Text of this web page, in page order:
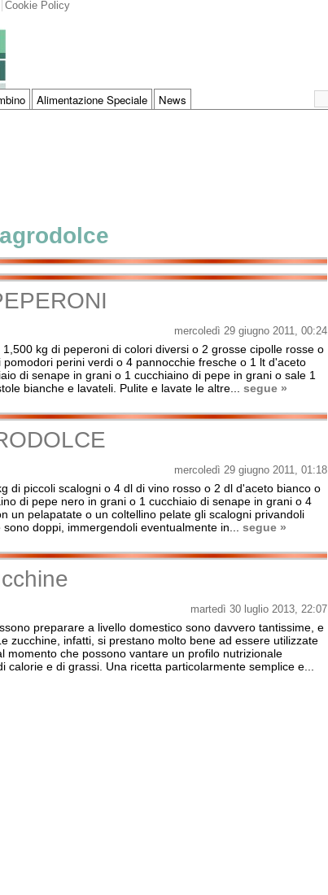
Cookie Policy
Alimentazione Speciale News
agrodolce
mercoledì 29 giugno 2011, 00:24
kg di peperoni di colori diversi o 2 grosse cipolle rosse o
perini verdi o 4 pannocchie fresche o 1 lt d'aceto
di senape in grani o 1 cucchiaino di pepe in grani o sale 1
bianche e lavateli. Pulite e lavate le altre... segue »
mercoledì 29 giugno 2011, 01:18
di piccoli scalogni o 4 dl di vino rosso o 2 dl d'aceto bianco o
di pepe nero in grani o 1 cucchiaio di senape in grani o 4
un pelapatate o un coltellino pelate gli scalogni privandoli
doppi, immergendoli eventualmente in... segue »
martedì 30 luglio 2013, 22:07
preparare a livello domestico sono davvero tantissime, e
zucchine, infatti, si prestano molto bene ad essere utilizzate
momento che possono vantare un profilo nutrizionale
e di grassi. Una ricetta particolarmente semplice e...